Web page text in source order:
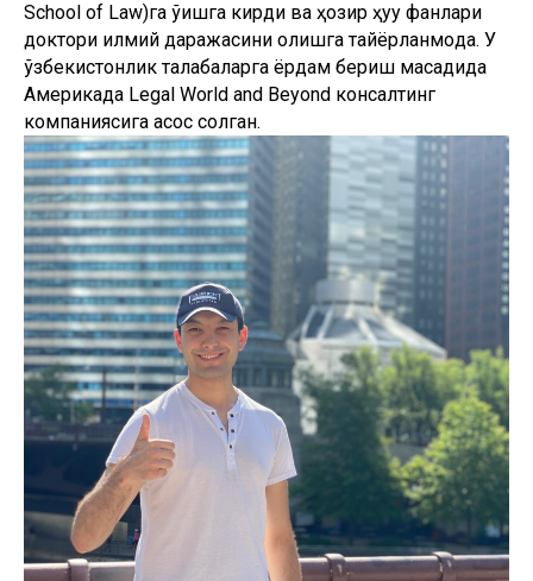
School of Law)га ўқишга кирди ва ҳозир ҳуқуқ фанлари
доктори илмий даражасини олишга тайёрланмоқда. У
ўзбекистонлик талабаларга ёрдам бериш мақсадида
Америкада Legal World and Beyond консалтинг
компаниясига асос солган.